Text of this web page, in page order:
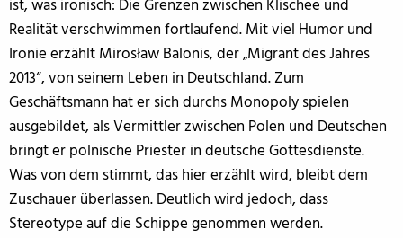
ist, was ironisch: Die Grenzen zwischen Klischee und
Realität verschwimmen fortlaufend. Mit viel Humor und
Ironie erzählt Mirosław Balonis, der „Migrant des Jahres
2013“, von seinem Leben in Deutschland. Zum
Geschäftsmann hat er sich durchs Monopoly spielen
ausgebildet, als Vermittler zwischen Polen und Deutschen
bringt er polnische Priester in deutsche Gottesdienste.
Was von dem stimmt, das hier erzählt wird, bleibt dem
Zuschauer überlassen. Deutlich wird jedoch, dass
Stereotype auf die Schippe genommen werden.